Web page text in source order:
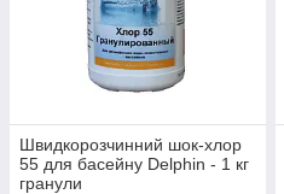
Швидкорозчинний шок-хлор
55 для басейну Delphin - 1 кг
гранули